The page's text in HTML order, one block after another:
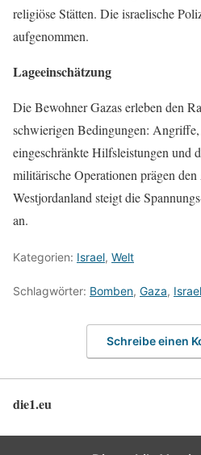
religiöse Stätten. Die israelische
aufgenommen.
Lageeinschätzung
Die Bewohner Gazas erleben den
schwierigen Bedingungen:
eingeschränkte Hilfsleistungen und
militärische Operationen prägen
Westjordanland steigt die
an.
Kategorien: Israel, Welt
Schlagwörter: Bomben, Gaza, Israel
Schreibe einen
die1.eu